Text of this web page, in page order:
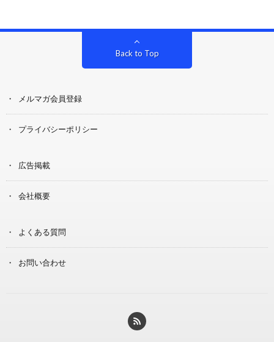
Back to Top
メルマガ会員登録
プライバシーポリシー
広告掲載
会社概要
よくある質問
お問い合わせ